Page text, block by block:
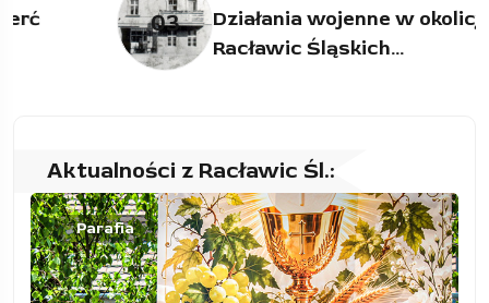
Działania wojenne w okolicy
Racławic Śląskich...
Aktualności z Racławic Śl.:
Parafia